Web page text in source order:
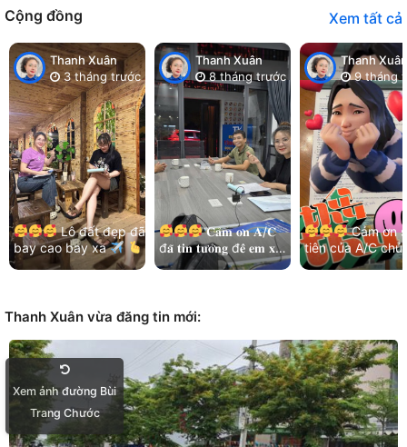
Cộng đồng Xem tất cả
Thanh Xuân
3 tháng trước
Lô đất đẹp đã
bay cao bay xa
Cảm ơn chị chủ đất
Thanh Xuân
8 tháng trước
𝐂𝐚̉𝐦 𝐨̛𝐧 𝐀/𝐂
đ𝐚̃ 𝐭𝐢𝐧 𝐭𝐮̛𝐨̛̉𝐧𝐠 đ𝐞̂̉ 𝐞𝐦 𝐱𝐮̛̉
𝐥𝐲́ 𝐡𝐞̂́𝐭 𝐦𝐨̣𝐢 𝐯𝐢𝐞̣̂𝐜!
Thanh Xuân
9 tháng
Cảm ơn
tiên của A/C chủ
và kết nối nhẹ
Thanh Xuân vừa đăng tin mới:
Xem ảnh đường Bùi
Trang Chước